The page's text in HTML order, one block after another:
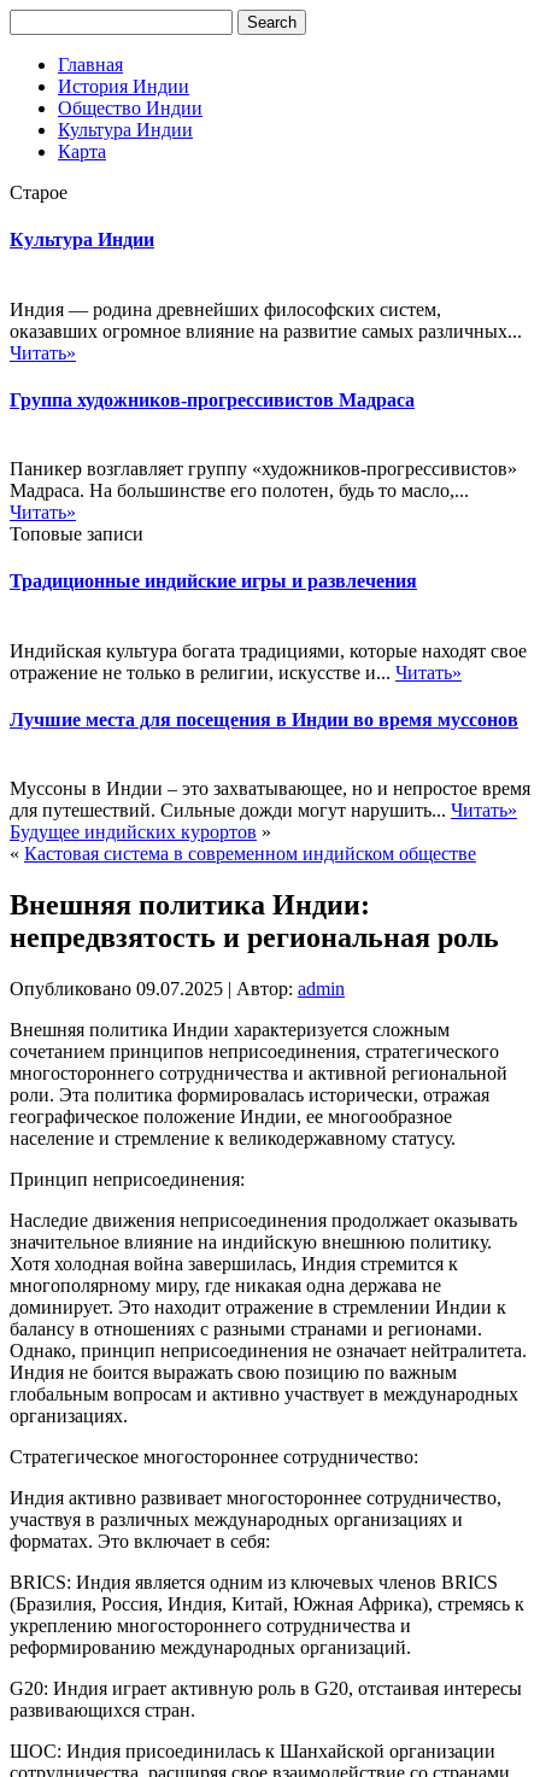
Главная
История Индии
Общество Индии
Культура Индии
Карта
Старое
Культура Индии
Индия — родина древнейших философских систем,
оказавших огромное влияние на развитие самых различных...
Читать»
Группа художников-прогрессивистов Мадраса
Паникер возглавляет группу «художников-прогрессивистов»
Мадраса. На большинстве его полотен, будь то масло,...
Читать»
Топовые записи
Традиционные индийские игры и развлечения
Индийская культура богата традициями, которые находят свое
отражение не только в религии, искусстве и... Читать»
Лучшие места для посещения в Индии во время муссонов
Муссоны в Индии – это захватывающее, но и непростое время
для путешествий. Сильные дожди могут нарушить... Читать»
Будущее индийских курортов »
« Кастовая система в современном индийском обществе
Внешняя политика Индии:
непредвзятость и региональная роль
Опубликовано 09.07.2025 | Автор: admin
Внешняя политика Индии характеризуется сложным
сочетанием принципов неприсоединения, стратегического
многостороннего сотрудничества и активной региональной
роли. Эта политика формировалась исторически, отражая
географическое положение Индии, ее многообразное
население и стремление к великодержавному статусу.
Принцип неприсоединения:
Наследие движения неприсоединения продолжает оказывать
значительное влияние на индийскую внешнюю политику.
Хотя холодная война завершилась, Индия стремится к
многополярному миру, где никакая одна держава не
доминирует. Это находит отражение в стремлении Индии к
балансу в отношениях с разными странами и регионами.
Однако, принцип неприсоединения не означает нейтралитета.
Индия не боится выражать свою позицию по важным
глобальным вопросам и активно участвует в международных
организациях.
Стратегическое многостороннее сотрудничество:
Индия активно развивает многостороннее сотрудничество,
участвуя в различных международных организациях и
форматах. Это включает в себя:
BRICS: Индия является одним из ключевых членов BRICS
(Бразилия, Россия, Индия, Китай, Южная Африка), стремясь к
укреплению многостороннего сотрудничества и
реформированию международных организаций.
G20: Индия играет активную роль в G20, отстаивая интересы
развивающихся стран.
ШОС: Индия присоединилась к Шанхайской организации
сотрудничества, расширяя свое взаимодействие со странами